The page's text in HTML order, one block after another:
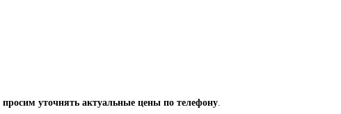
просим уточнять актуальные цены по телефону.